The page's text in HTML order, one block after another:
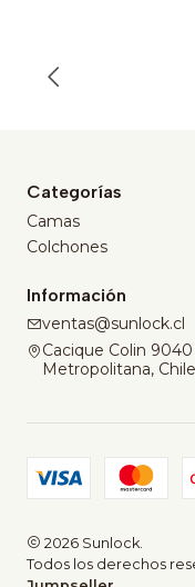
Categorías
Camas
Colchones
Información
ventas@sunlock.cl
Cacique Colin
Metropolitana, Chile
2026 Sunlock.
Todos los derechos